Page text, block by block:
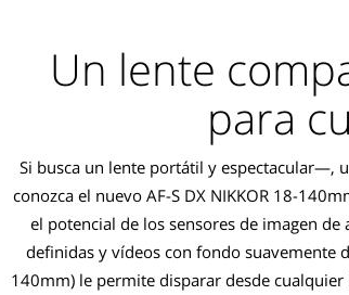
Un lente
para
Si busca un lente portátil y espectacular—,
conozca el nuevo AF-S DX NIKKOR 18-
el potencial de los sensores de imagen
definidas y vídeos con fondo suavemente
140mm) le permite disparar desde